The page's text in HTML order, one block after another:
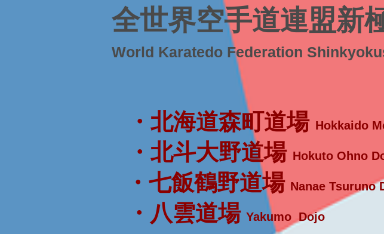
全世界空手道連盟
World Karatedo Federation
・北海道森町道場 Hokkaido
・北斗大野道場 Hokuto Ohno
・七飯鶴野道場 Nanae Tsuruno
・八雲道場 Yakumo Dojo